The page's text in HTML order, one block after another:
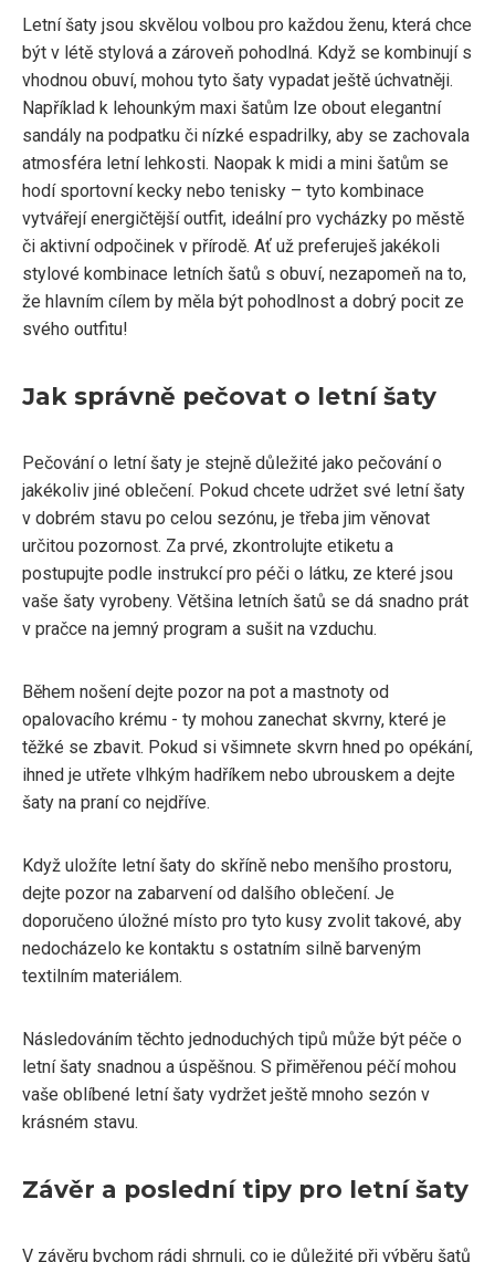
Letní šaty jsou skvělou volbou pro každou ženu, která chce
být v létě stylová a zároveň pohodlná. Když se kombinují s
vhodnou obuví, mohou tyto šaty vypadat ještě úchvatněji.
Například k lehounkým maxi šatům lze obout elegantní
sandály na podpatku či nízké espadrilky, aby se zachovala
atmosféra letní lehkosti. Naopak k midi a mini šatům se
hodí sportovní kecky nebo tenisky – tyto kombinace
vytvářejí energičtější outfit, ideální pro vycházky po městě
či aktivní odpočinek v přírodě. Ať už preferuješ jakékoli
stylové kombinace letních šatů s obuví, nezapomeň na to,
že hlavním cílem by měla být pohodlnost a dobrý pocit ze
svého outfitu!
Jak správně pečovat o letní šaty
Pečování o letní šaty je stejně důležité jako pečování o
jakékoliv jiné oblečení. Pokud chcete udržet své letní šaty
v dobrém stavu po celou sezónu, je třeba jim věnovat
určitou pozornost. Za prvé, zkontrolujte etiketu a
postupujte podle instrukcí pro péči o látku, ze které jsou
vaše šaty vyrobeny. Většina letních šatů se dá snadno prát
v pračce na jemný program a sušit na vzduchu.
Během nošení dejte pozor na pot a mastnoty od
opalovacího krému - ty mohou zanechat skvrny, které je
těžké se zbavit. Pokud si všimnete skvrn hned po opékání,
ihned je utřete vlhkým hadříkem nebo ubrouskem a dejte
šaty na praní co nejdříve.
Když uložíte letní šaty do skříně nebo menšího prostoru,
dejte pozor na zabarvení od dalšího oblečení. Je
doporučeno úložné místo pro tyto kusy zvolit takové, aby
nedocházelo ke kontaktu s ostatním silně barveným
textilním materiálem.
Následováním těchto jednoduchých tipů může být péče o
letní šaty snadnou a úspěšnou. S přiměřenou péčí mohou
vaše oblíbené letní šaty vydržet ještě mnoho sezón v
krásném stavu.
Závěr a poslední tipy pro letní šaty
V závěru bychom rádi shrnuli, co je důležité při výběru šatů